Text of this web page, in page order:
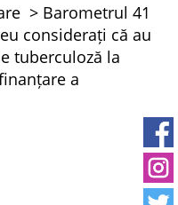
Barometrul 41
considerați că au
tuberculoză la
a